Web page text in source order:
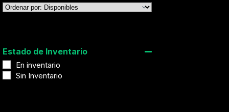
Sort Products
Estado de Inventario
En inventario
Sin Inventario